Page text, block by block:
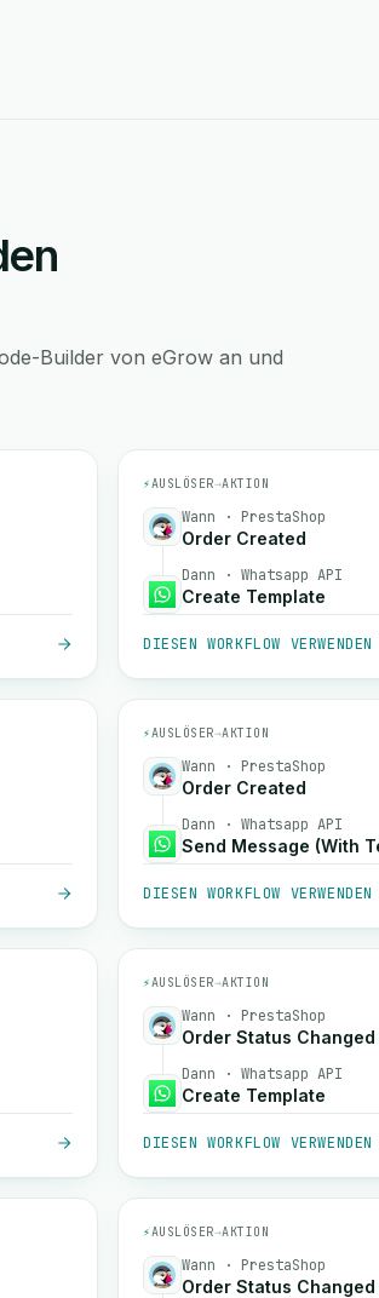
Builder von eGrow an und
⚡AUSLÖSER→AKTION
Wann · PrestaShop
Order Created
Dann · Whatsapp API
Create Template
DIESEN WORKFLOW VERWENDEN
⚡AUSLÖSER→AKTION
Wann · PrestaShop
Order Created
Dann · Whatsapp API
Send Message (With
DIESEN WORKFLOW VERWENDEN
⚡AUSLÖSER→AKTION
Wann · PrestaShop
Order Status Changed
Dann · Whatsapp API
Create Template
DIESEN WORKFLOW VERWENDEN
⚡AUSLÖSER→AKTION
Wann · PrestaShop
Order Status Changed